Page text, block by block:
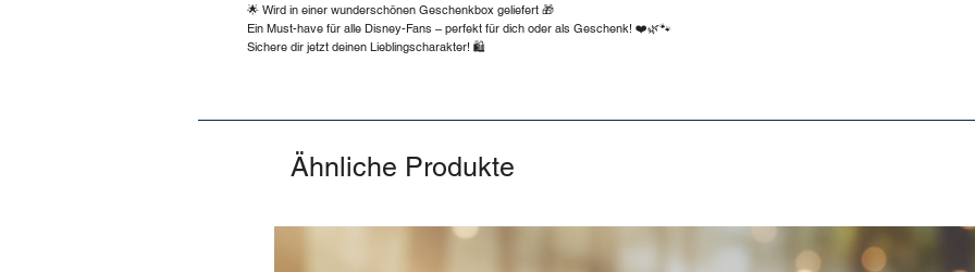
🌟 Wird in einer wunderschönen Geschenkbox geliefert 🎁
Ein Must-have für alle Disney-Fans – perfekt für dich oder als Geschenk! ❤️🌿🐾
Sichere dir jetzt deinen Lieblingscharakter! 🛍️
Ähnliche Produkte